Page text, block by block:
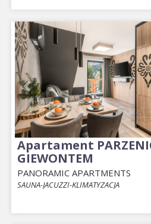
Previous
Apartament
GIEWONTEM
PANORAMIC APARTMENTS
SAUNA-JACUZZI-KLIMATYZACJA